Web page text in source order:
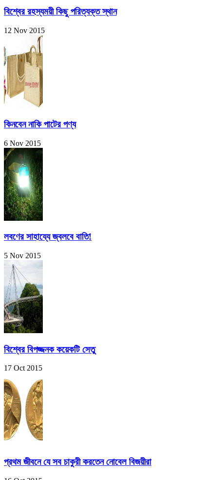
বিশ্বের রহস্যময়ী কিছু পরিত্যক্ত স্থান
12 Nov 2015
কিনবেন নাকি পাটের পণ্য
6 Nov 2015
লবণের সাহায্যে জ্বলবে বাতি!
5 Nov 2015
বিশ্বের বিপজ্জনক কয়েকটি সেতু
17 Oct 2015
প্রথম জীবনে যে সব চাকুরী করতেন নোবেল বিজয়ীরা